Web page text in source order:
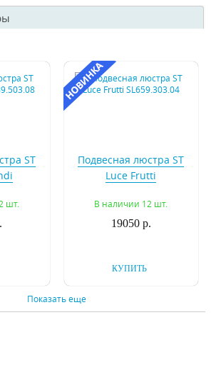
ST
шт.
Подвесная люстра ST
Luce Frutti
В наличии 12 шт.
19050 р.
КУПИТЬ
Показать еще